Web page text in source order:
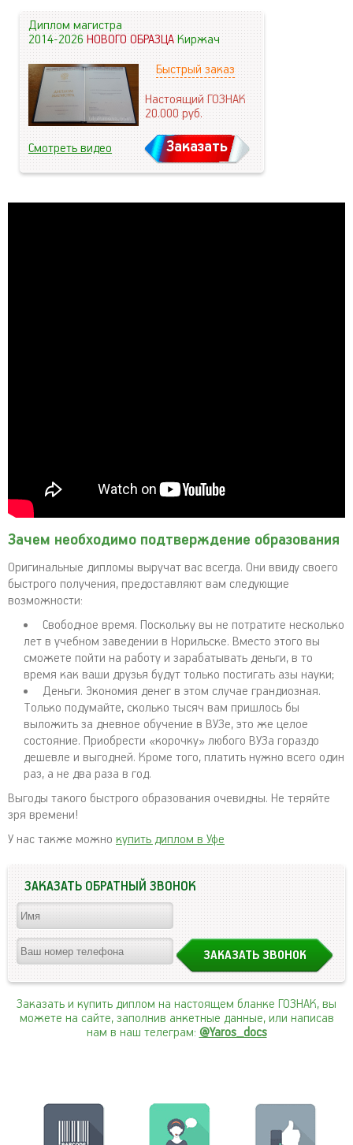
Диплом магистра
2014-2026НОВОГО ОБРАЗЦАКиржач
Быстрый заказ
Настоящий ГОЗНАК
20.000руб.
Смотреть видео Заказать
Зачем необходимо подтверждение образования
Оригинальные дипломы выручат вас всегда. Они ввиду своего
быстрого получения, предоставляют вам следующие
возможности:
Свободное время. Поскольку вы не потратите несколько
лет в учебном заведении в Норильске. Вместо этого вы
сможете пойти на работу и зарабатывать деньги, в то
время как ваши друзья будут только постигать азы науки;
Деньги. Экономия денег в этом случае грандиозная.
Только подумайте, сколько тысяч вам пришлось бы
выложить за дневное обучение в ВУЗе, это же целое
состояние. Приобрести «корочку» любого ВУЗа гораздо
дешевле и выгодней. Кроме того, платить нужно всего один
раз, а не два раза в год.
Выгоды такого быстрого образования очевидны. Не теряйте
зря времени!
У нас также можно купить диплом в Уфе
ЗАКАЗАТЬ ОБРАТНЫЙ ЗВОНОК
Заказать и купить диплом на настоящем бланке ГОЗНАК, вы
можете на сайте, заполнив анкетные данные, или написав
нам в наш телеграм: @Yaros_docs